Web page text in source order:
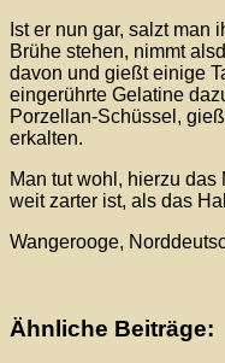
Ist er nun gar, salzt man
Brühe stehen, nimmt
davon und gießt einige
eingerührte Gelatine
Porzellan-Schüssel,
erkalten.
Man tut wohl, hierzu
weit zarter ist, als das
Wangerooge,
Ähnliche Beiträge: